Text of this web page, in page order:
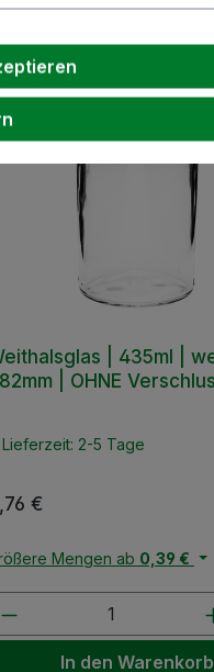
die Wert
| 435ml |
82mm | OHNE
Lieferzeit: 2-5 Tage
Preis:
€
Mengen ab 0,39 €
Anzahl:
In den Warenkorb